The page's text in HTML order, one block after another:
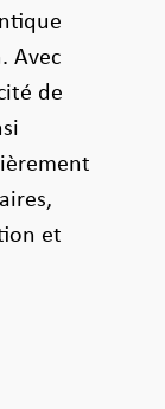
Avec
de
et